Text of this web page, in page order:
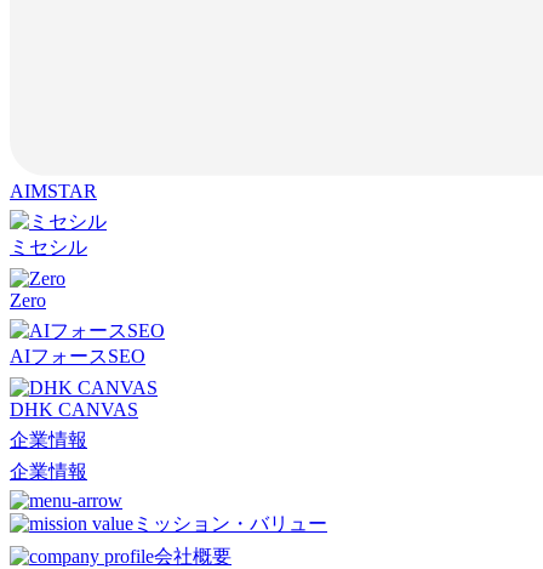
AIMSTAR
ミセシル
Zero
AIフォースSEO
DHK CANVAS
企業情報
企業情報
ミッション・バリュー
会社概要